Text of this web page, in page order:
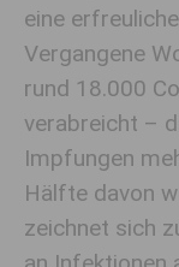
eine
Vergangene
rund 18.000
verabreicht –
Impfungen
Hälfte davon
zeichnet sich